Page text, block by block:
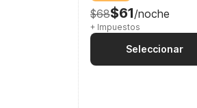
$68$61/noche
+ Impuestos
Seleccionar